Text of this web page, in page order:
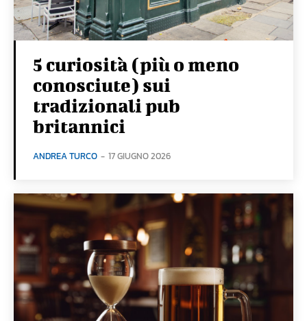
5 curiosità (più o meno
conosciute) sui
tradizionali pub
britannici
ANDREA TURCO - 17 GIUGNO 2026